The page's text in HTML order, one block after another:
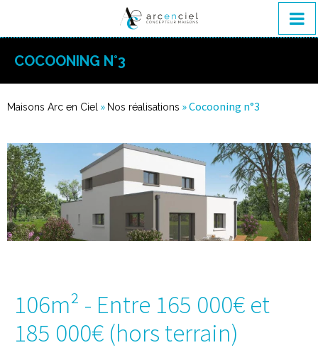
COCOONING N°3
Maisons Arc en Ciel » Nos réalisations »Cocooning n°3
106m² - Entre 165 000€ et
185 000€ (hors terrain)